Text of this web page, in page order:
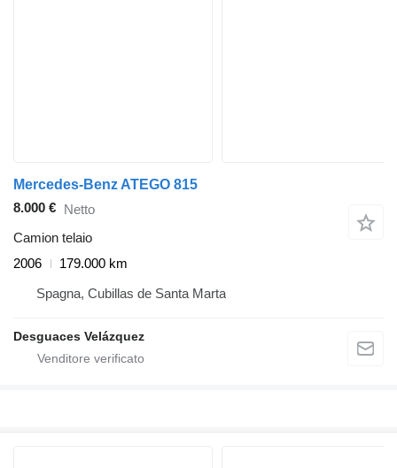
Mercedes-Benz ATEGO 815
8.000 € Netto
Camion telaio
2006
179.000 km
Spagna, Cubillas de Santa Marta
Desguaces Velázquez